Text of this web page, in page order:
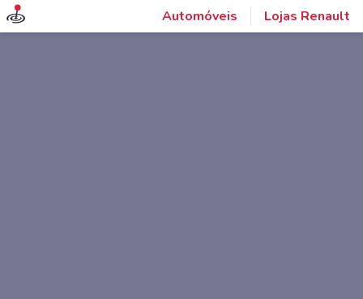
Automóveis Lojas Renault